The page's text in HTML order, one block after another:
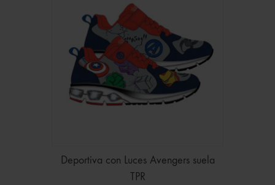
Deportiva con Luces Avengers suela
TPR